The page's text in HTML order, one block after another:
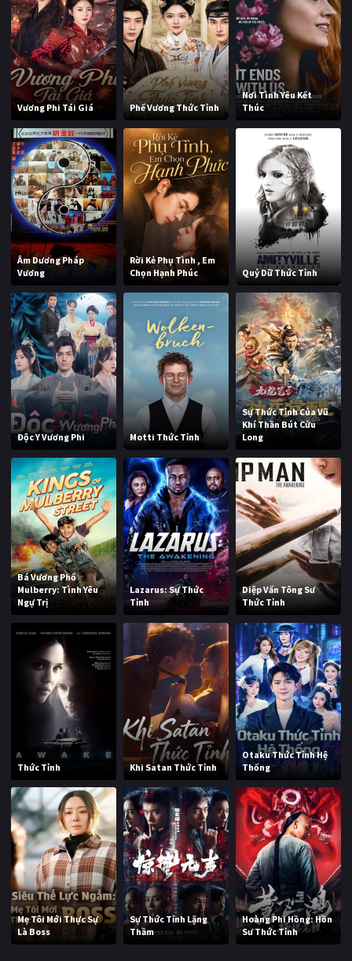
Vương Phi Tái Giá Phế Vương Thức Tỉnh
Nơi Tình Yêu Kết
Thúc
Âm Dương Pháp
Vương
Rời Kẻ Phụ Tình , Em
Chọn Hạnh Phúc
Quỷ Dữ Thức Tỉnh
Độc Y Vương Phi Motti Thức Tỉnh
Sự Thức Tỉnh Của Vũ
Khí Thần Bút Cửu
Long
Bá Vương Phố
Mulberry: Tình Yêu
Ngự Trị
Lazarus: Sự Thức
Tỉnh
Diệp Vấn Tông Sư
Thức Tỉnh
Thức Tỉnh Khi Satan Thức Tỉnh
Otaku Thức Tỉnh Hệ
Thống
Mẹ Tôi Mới Thực Sự
Là Boss
Sự Thức Tỉnh Lặng
Thầm
Hoàng Phi Hồng: Hồn
Sư Thức Tỉnh